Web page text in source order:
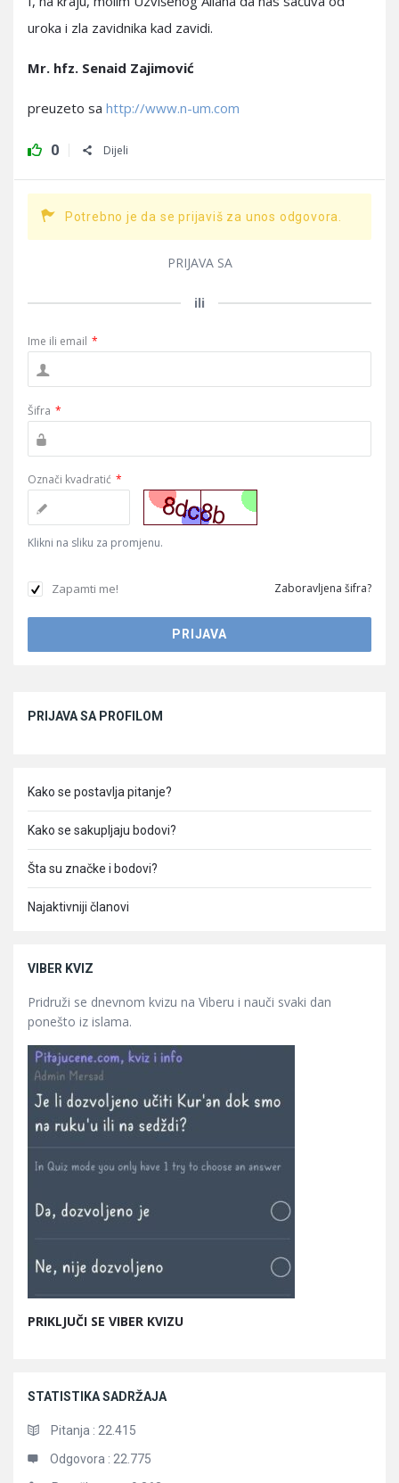
uroka i zla zavidnika kad zavidi.
Mr. hfz. Senaid Zajimović
preuzeto sa http://www.n-um.com
0 Dijeli
Potrebno je da se prijaviš za unos odgovora.
PRIJAVA SA
ili
Ime ili email *
Šifra *
Označi kvadratić *
Klikni na sliku za promjenu.
Zapamti me! Zaboravljena šifra?
PRIJAVA SA PROFILOM
Kako se postavlja pitanje?
Kako se sakupljaju bodovi?
Šta su značke i bodovi?
Najaktivniji članovi
VIBER KVIZ
Pridruži se dnevnom kvizu na Viberu i nauči svaki dan
ponešto iz islama.
PRIKLJUČI SE VIBER KVIZU
STATISTIKA SADRŽAJA
Pitanja : 22.415
Odgovora : 22.775